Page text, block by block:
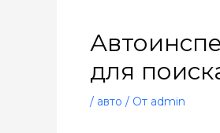
для
/ авто / От admin